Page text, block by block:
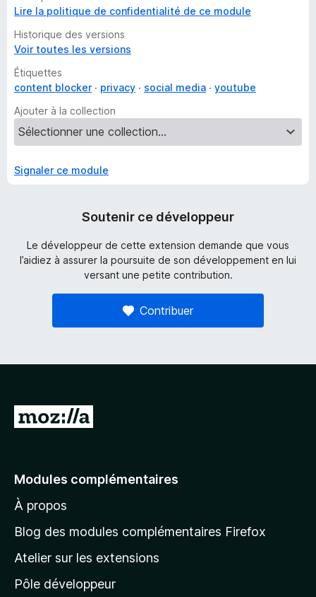
Lire la politique de confidentialité de ce module
Historique des versions
Voir toutes les versions
Étiquettes
content blocker
privacy social media
youtube
Ajouter à la collection
Signaler ce module
Soutenir ce développeur
Le développeur de cette extension demande que vous
l’aidiez à assurer la poursuite de son développement en lui
versant une petite contribution.
Contribuer
A
e
à
l
p
a
Modules complémentaires
À propos
Blog des modules complémentaires Firefox
Atelier sur les extensions
Pôle développeur